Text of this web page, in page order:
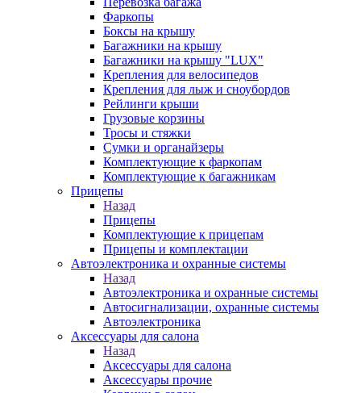
Фаркопы
Боксы на крышу
Багажники на крышу
Багажники на крышу "LUX"
Крепления для велосипедов
Крепления для лыж и сноубордов
Рейлинги крыши
Грузовые корзины
Тросы и стяжки
Сумки и органайзеры
Комплектующие к фаркопам
Комплектующие к багажникам
Прицепы
Назад
Прицепы
Комплектующие к прицепам
Прицепы и комплектации
Автоэлектроника и охранные системы
Назад
Автоэлектроника и охранные системы
Автосигнализации, охранные системы
Автоэлектроника
Аксессуары для салона
Назад
Аксессуары для салона
Аксессуары прочие